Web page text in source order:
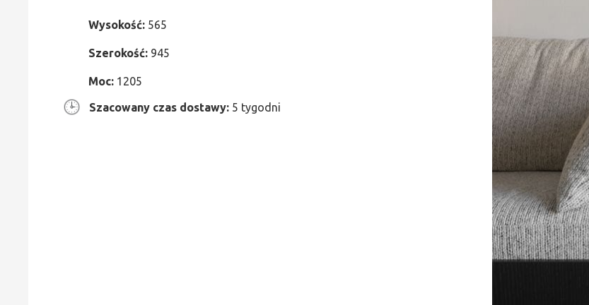
Wysokość: 565
Szerokość: 945
Moc: 1205
Szacowany czas dostawy: 5 tygodni